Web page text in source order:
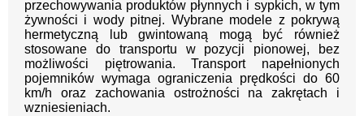
przechowywania produktów płynnych i sypkich, w tym
żywności i wody pitnej. Wybrane modele z pokrywą
hermetyczną lub gwintowaną mogą być również
stosowane do transportu w pozycji pionowej, bez
możliwości piętrowania. Transport napełnionych
pojemników wymaga ograniczenia prędkości do 60
km/h oraz zachowania ostrożności na zakrętach i
wzniesieniach.